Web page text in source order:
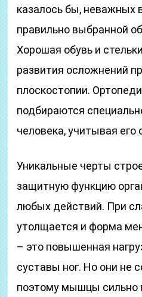
казалось бы, неважных
правильно выбранной
Хорошая обувь и
развития осложнений
плоскостопии.
подбираются
человека, учитывая его
Уникальные черты
защитную функцию
любых действий. При
утолщается и форма
– это повышенная
суставы ног. Но они не
поэтому мышцы сильно